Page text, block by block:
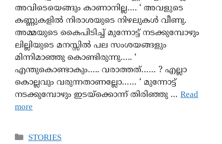
അവിടെയെങ്ങും കാണാനില്ല…. ‘ അവളുടെ
കണ്ണുകളിൽ നിരാശയുടെ നിഴലുകൾ വീണു.
അമ്മയുടെ കൈപിടിച്ച് മുന്നോട്ട് നടക്കുമ്പോഴും
ലില്ലിയുടെ മനസ്സിൽ പല സംശയങ്ങളും
മിന്നിമാഞ്ഞു കൊണ്ടിരുന്നു….. ‘
എന്തുകൊണ്ടാകും….. വരാത്തത്…… ? എല്ലാ
കൊല്ലവും വരുന്നതാണല്ലോ…… ‘ മുന്നോട്ട്
നടക്കുമ്പോഴും ഇടയ്ക്കൊന്ന് തിരിഞ്ഞു … Read
more
STORIES